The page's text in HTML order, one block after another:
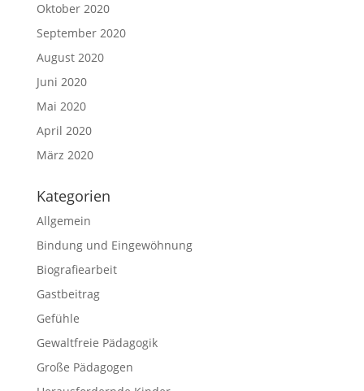
Oktober 2020
September 2020
August 2020
Juni 2020
Mai 2020
April 2020
März 2020
Kategorien
Allgemein
Bindung und Eingewöhnung
Biografiearbeit
Gastbeitrag
Gefühle
Gewaltfreie Pädagogik
Große Pädagogen